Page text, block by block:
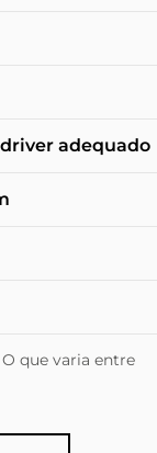
adequado
que varia entre